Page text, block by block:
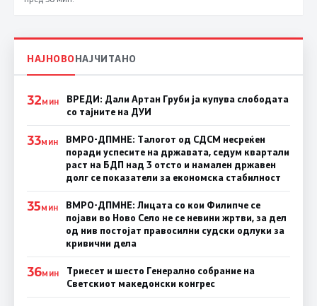
НАЈНОВОНАЈЧИТАНО
32МИН
ВРЕДИ: Дали Артан Груби ја купува слободата
со тајните на ДУИ
33МИН
ВМРО-ДПМНЕ: Талогот од СДСМ несреќен
поради успесите на државата, седум квартали
раст на БДП над 3 отсто и намален државен
долг се показатели за економска стабилност
35МИН
ВМРО-ДПМНЕ: Лицата со кои Филипче се
појави во Ново Село не се невини жртви, за дел
од нив постојат правосилни судски одлуки за
кривични дела
36МИН
Триесет и шесто Генерално собрание на
Светскиот македонски конгрес